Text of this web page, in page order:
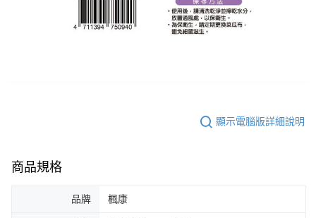
顯示電腦版詳細說明
商品規格
品牌 楓康